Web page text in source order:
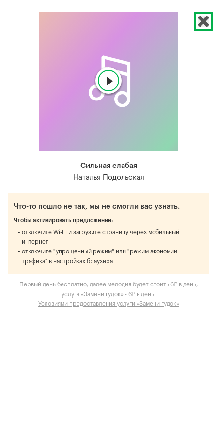
Сильная слабая
Наталья Подольская
Что-то пошло не так, мы не смогли вас узнать.
Чтобы активировать предложение:
отключите Wi-Fi и загрузите страницу через мобильный
интернет
отключите "упрощенный режим" или "режим экономии
трафика" в настройках браузера
Первый день бесплатно, далее мелодия будет стоить 6₽ в день,
услуга «Замени гудок» - 6₽ в день.
Условиями предоставления услуги «Замени гудок»